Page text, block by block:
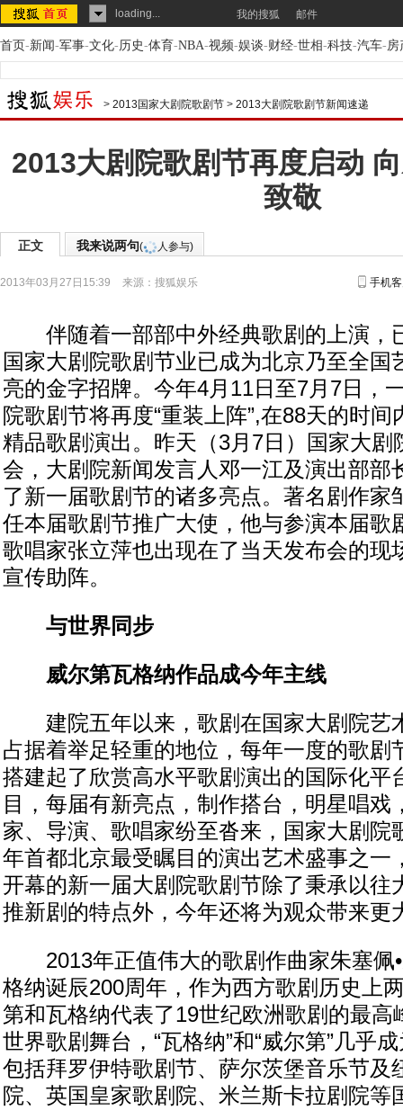
loading... 我的搜狐 邮件
首页-新闻-军事-文化-历史-体育-NBA-视频-娱谈-财经-世相-科技-汽车-房
> 2013国家大剧院歌剧节 > 2013大剧院歌剧节新闻速递
2013大剧院歌剧节再度启动
致敬
正文 我来说两句( 人参与)
2013年03月27日15:39 来源： 搜狐娱乐 手机
伴随着一部部中外经典歌剧的上演，
国家大剧院歌剧节业已成为北京乃至全国
亮的金字招牌。今年4月11日至7月7日，
院歌剧节将再度“重装上阵”,在88天的时
精品歌剧演出。昨天（3月7日）国家大剧
会，大剧院新闻发言人邓一江及演出部部
了新一届歌剧节的诸多亮点。著名剧作家
任本届歌剧节推广大使，他与参演本届歌
歌唱家张立萍也出现在了当天发布会的现
宣传助阵。
与世界同步
威尔第瓦格纳作品成今年主线
建院五年以来，歌剧在国家大剧院艺
占据着举足轻重的地位，每年一度的歌剧
搭建起了欣赏高水平歌剧演出的国际化平
目，每届有新亮点，制作搭台，明星唱戏
家、导演、歌唱家纷至沓来，国家大剧院
年首都北京最受瞩目的演出艺术盛事之一
开幕的新一届大剧院歌剧节除了秉承以往
推新剧的特点外，今年还将为观众带来更
2013年正值伟大的歌剧作曲家朱塞佩•
格纳诞辰200周年，作为西方歌剧历史上
第和瓦格纳代表了19世纪欧洲歌剧的最高
世界歌剧舞台，“瓦格纳”和“威尔第”几乎
包括拜罗伊特歌剧节、萨尔茨堡音乐节及
院、英国皇家歌剧院、米兰斯卡拉剧院等